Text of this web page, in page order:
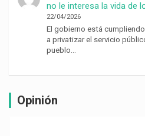
no le interesa la vida de
22/04/2026
El gobierno está
a privatizar el servicio
pueblo…
Opinión